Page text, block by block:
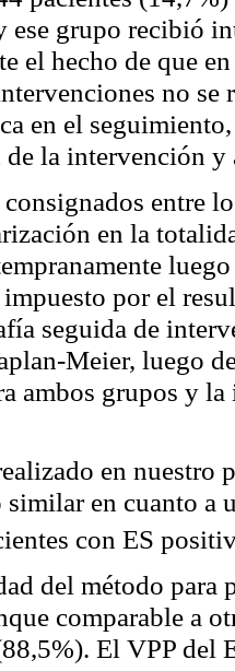
ese grupo recibió
el hecho de que
no
en el
la intervención y
entre
en la
por el
seguida de
Meier, luego
ambos grupos y
en nuestro
en cuanto a
con ES
del método para
comparable a
El VPP del